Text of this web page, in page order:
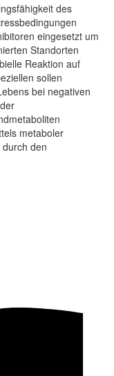
des
eingesetzt um
Standorten
Reaktion auf
sollen
bei negativen
metaboler
den